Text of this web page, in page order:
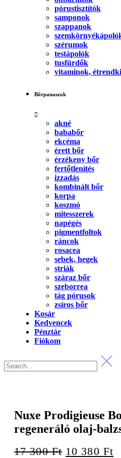
pórustisztítók
samponok
szappanok
szérumok
testápolók
tusfürdők
vitaminok,
Bőrpanaszok
akné
bababőr
ekcéma
érett bőr
érzékeny bőr
fertőtlenítés
izzadás
kombinált bőr
korpa
koszmó
mitesszerek
napégés
pigmentfoltok
ráncok
rosacea
sebek, hegek
striák
száraz bőr
szeborrea
tág pórusok
zsíros bőr
Kosár
Kedvencek
Pénztár
Fiókom
Nuxe Prodigieuse
regeneráló olaj-
17 300Ft Original
10 380 Ft